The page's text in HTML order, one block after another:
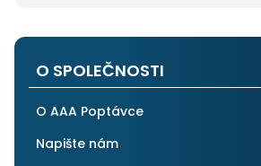
po všech stránkách plně spolehnout.
O SPOLEČNOSTI
O AAA Poptávce
Napište nám